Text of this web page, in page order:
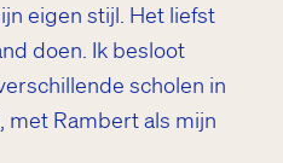
eigen stijl. Het liefst
doen. Ik besloot
scholen in
met Rambert als mijn